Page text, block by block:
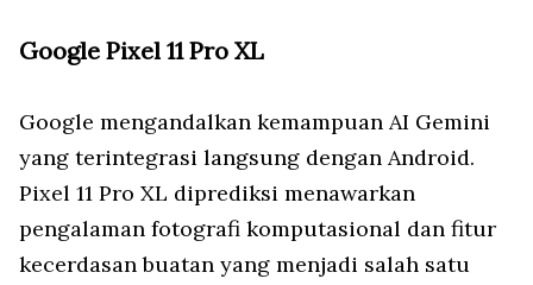
Google Pixel 11 Pro XL
Google mengandalkan kemampuan AI Gemini
yang terintegrasi langsung dengan Android.
Pixel 11 Pro XL diprediksi menawarkan
pengalaman fotografi komputasional dan fitur
kecerdasan buatan yang menjadi salah satu